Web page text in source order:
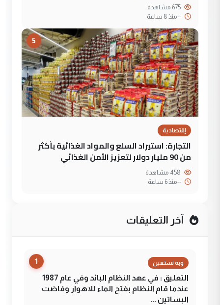
--منذ 8 ساعة
5
إقتصادية
التجارة: استيراد السلع والمواد الغذائية بأكثر
من 90 مليار دولار لتعزيز الأمن الغذائي
--منذ 6 ساعة
آخر التعليقات
1 وبه نستعين
التعليق : في عهد النظام البائد وفي عام 1987
عندما قام النظام بفتح الماء للاهوار وفاضت
البساتين ...